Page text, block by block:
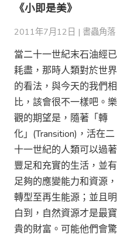
《小即是美》
2011年7月12日 | 書蟲角落
當二十一世紀末石油經已
耗盡，那時人類對於世界
的看法，與今天的我們相
比，該會很不一樣吧。樂
觀的期望是，隨著「轉
化」(Transition)，活在二
十一世紀的人類可以過著
豐足和充實的生活，並有
足夠的應變能力和資源，
轉型至再生能源；並且明
白到，自然資源才是最寶
貴的財富。可能他們會驚